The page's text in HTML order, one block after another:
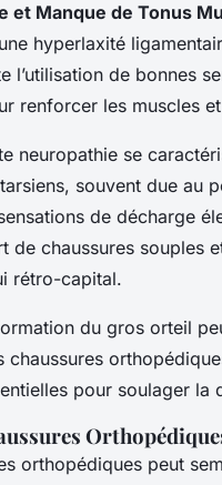
et Manque de Tonus
hyperlaxité
l’utilisation de bonnes
renforcer les muscles
neuropathie se
souvent due au
de décharge
de chaussures souples
rétro-capital.
du gros orteil
chaussures
pour soulager la
orthopédiques peut